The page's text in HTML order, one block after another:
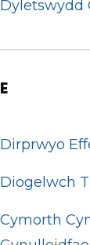
Dyletswydd
E
Dirprwyo
Diogelwch
Cymorth